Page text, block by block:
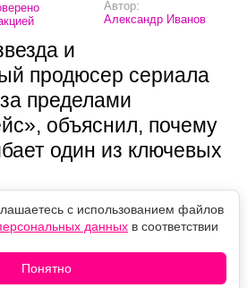
Автор:
Александр Иванов
и
продюсер сериала
пределами
объяснил, почему
один из ключевых
с использованием файлов
данных в соответствии
Понятно